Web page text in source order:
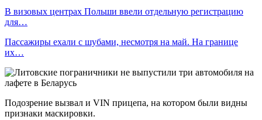
В визовых центрах Польши ввели отдельную регистрацию
для…
Пассажиры ехали с шубами, несмотря на май. На границе
их…
Подозрение вызвал и VIN прицепа, на котором были видны
признаки маскировки.